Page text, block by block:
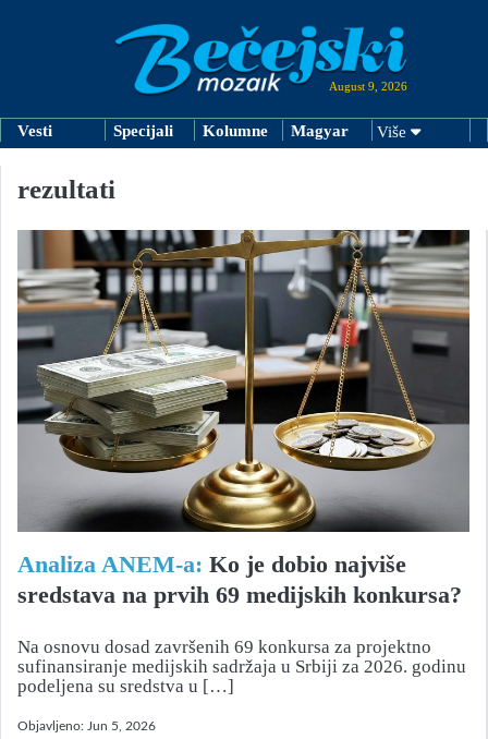
August 9, 2026
Vesti Specijali Kolumne Magyar Više
rezultati
Analiza ANEM-a: Ko je dobio najviše
sredstava na prvih 69 medijskih konkursa?
Na osnovu dosad završenih 69 konkursa za projektno
sufinansiranje medijskih sadržaja u Srbiji za 2026. godinu
podeljena su sredstva u […]
Objavljeno: Jun 5, 2026